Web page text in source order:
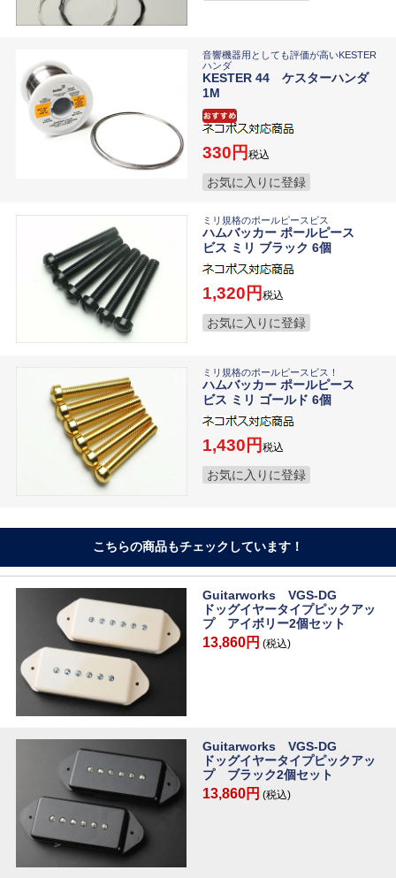
音響機器用としても評価が高いKESTER
ハンダ
KESTER 44 ケスターハンダ
1M
330 税込
お気に入りに登録
ミリ規格のポールピースビス
ハムバッカー ポールピース
ビス ミリ ブラック 6個
1,320 税込
お気に入りに登録
ミリ規格のポールピースビス！
ハムバッカー ポールピース
ビス ミリ ゴールド 6個
1,430 税込
お気に入りに登録
こちらの商品もチェックしています！
Guitarworks VGS-DG
ドッグイヤータイプピックアッ
プ アイボリー2個セット
13,860円 (税込)
Guitarworks VGS-DG
ドッグイヤータイプピックアッ
プ ブラック2個セット
13,860円 (税込)